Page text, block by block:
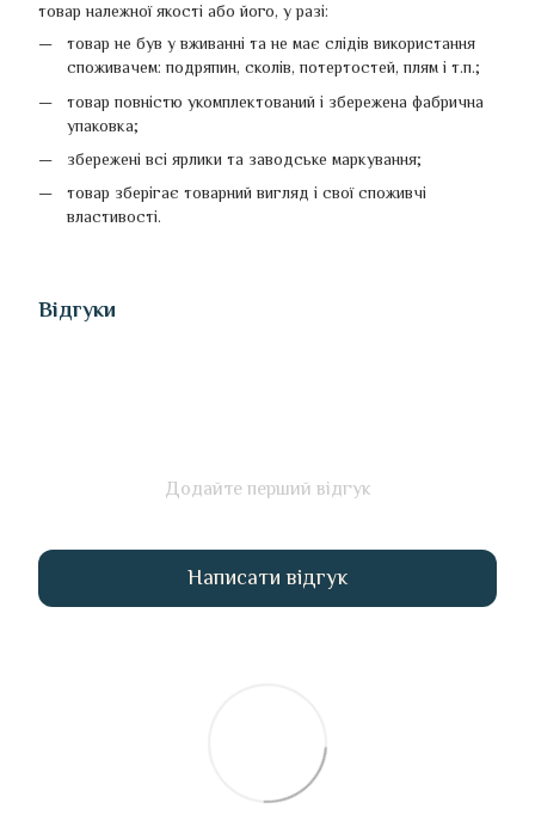
товар належної якості або його, у разі:
товар не був у вживанні та не має слідів використання
споживачем: подряпин, сколів, потертостей, плям і т.п.;
товар повністю укомплектований і збережена фабрична
упаковка;
збережені всі ярлики та заводське маркування;
товар зберігає товарний вигляд і свої споживчі
властивості.
Відгуки
Додайте перший відгук
Написати відгук